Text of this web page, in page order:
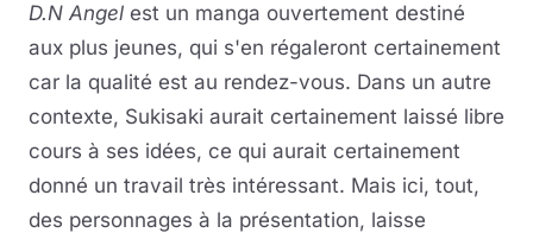
D.N Angel est un manga ouvertement destiné
aux plus jeunes, qui s'en régaleront certainement
car la qualité est au rendez-vous. Dans un autre
contexte, Sukisaki aurait certainement laissé libre
cours à ses idées, ce qui aurait certainement
donné un travail très intéressant. Mais ici, tout,
des personnages à la présentation, laisse